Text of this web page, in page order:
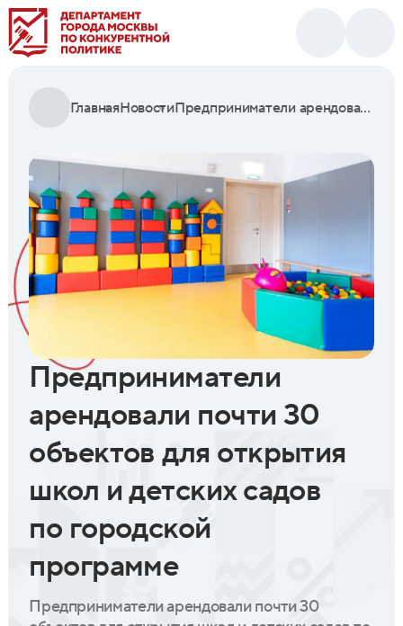
ГлавнаяНовости Предприниматели арендовали почти 30 объектов для открытия школ и детских садов по городской программе
Предприниматели
арендовали почти 30
объектов для открытия
школ и детских садов
по городской
программе
Предприниматели арендовали почти 30